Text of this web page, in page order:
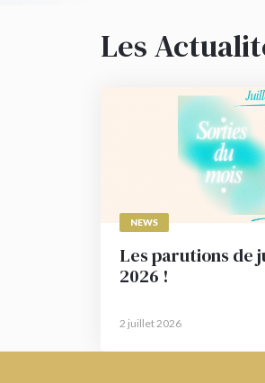
Les
NEWS
Les parutions de
2026 !
2 juillet 2026